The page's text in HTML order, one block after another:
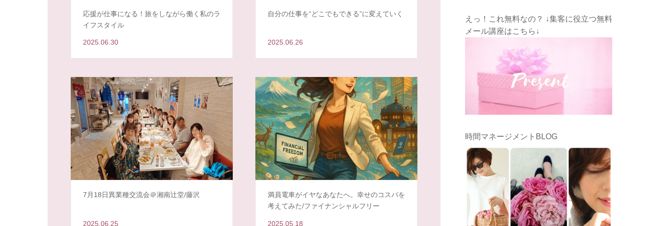
応援が仕事になる！旅をしながら働く私のラ
イフスタイル
2025.06.30
自分の仕事を“どこでもできる”に変えていく
2025.06.26
7月18日異業種交流会＠湘南辻堂/藤沢
2025.06.25
満員電車がイヤなあなたへ。幸せのコスパを
考えてみた/ファイナンシャルフリー
2025.05.18
えっ！これ無料なの？ ↓集客に役立つ無料
メール講座はこちら↓
時間マネージメントBLOG